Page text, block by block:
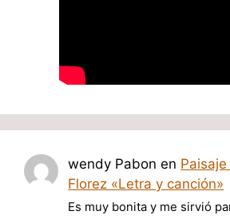
wendy Pabon en
Florez «Letra y canción»
Es muy bonita y me sirvió